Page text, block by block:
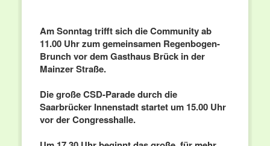
Am Sonntag trifft sich die Community ab
11.00 Uhr zum gemeinsamen Regenbogen-
Brunch vor dem Gasthaus Brück in der
Mainzer Straße.
Die große CSD-Parade durch die
Saarbrücker Innenstadt startet um 15.00 Uhr
vor der Congresshalle.